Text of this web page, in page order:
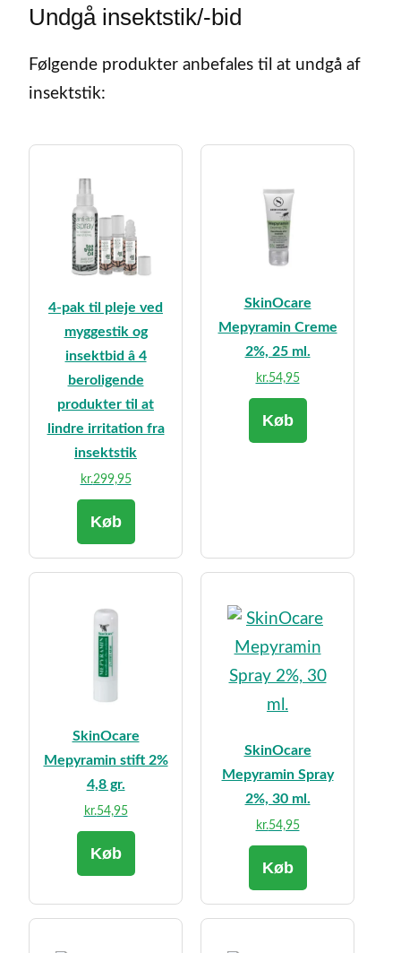
Undgå insektstik/-bid
Følgende produkter anbefales til at undgå af
insektstik:
4-pak til pleje ved
myggestik og
insektbid â 4
beroligende
produkter til at
lindre irritation fra
insektstik
kr.299,95
Køb
SkinOcare
Mepyramin Creme
2%, 25 ml.
kr.54,95
Køb
SkinOcare
Mepyramin stift 2%
4,8 gr.
kr.54,95
Køb
SkinOcare
Mepyramin Spray
2%, 30 ml.
kr.54,95
Køb